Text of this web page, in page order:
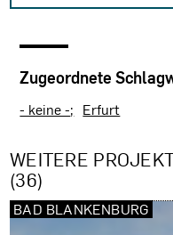
Zugeordnete
- keine - Erfurt
WEITERE
(36)
BAD BLANKENBURG